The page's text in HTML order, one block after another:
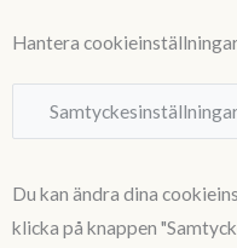
Hantera
Du kan ändra dina
klicka på knappen